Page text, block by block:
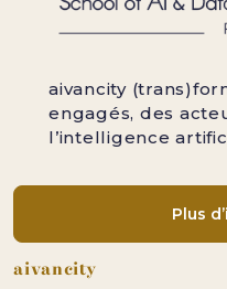
aivancity
engagés, des
l’intelligence
Plus
Pied de page
aivancity